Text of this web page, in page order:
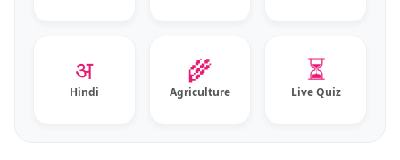
अ
Hindi
🌾
Agriculture
⏳
Live Quiz